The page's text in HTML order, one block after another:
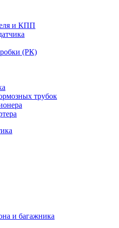
и КПП
(РК)
трубок
и багажника